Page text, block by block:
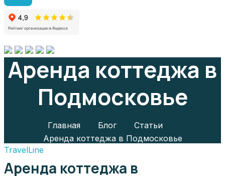
Аренда коттеджа в
Подмосковье
Главная Блог
Статьи
Аренда коттеджа в Подмосковье
TravelLine
Аренда коттеджа в